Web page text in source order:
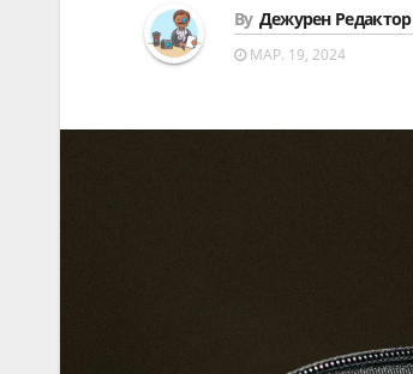
By Дежурен Редактор
МАР. 19, 2024